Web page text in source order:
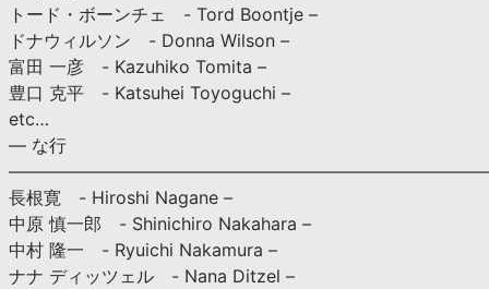
トード・ボーンチェ - Tord Boontje –
ドナウィルソン - Donna Wilson –
富田 一彦 - Kazuhiko Tomita –
豊口 克平 - Katsuhei Toyoguchi –
etc…
— な行
長根寛 - Hiroshi Nagane –
中原 慎一郎 - Shinichiro Nakahara –
中村 隆一 - Ryuichi Nakamura –
ナナ ディッツェル - Nana Ditzel –